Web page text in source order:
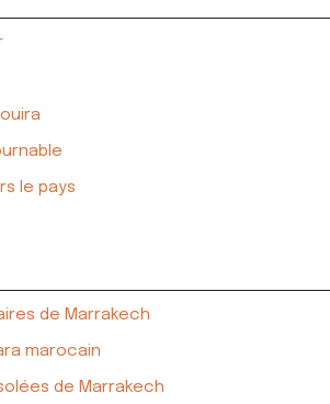
le pays
de Marrakech
marocain
de Marrakech